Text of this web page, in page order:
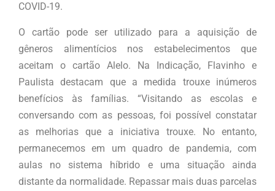
COVID-19.
O cartão pode ser utilizado para a aquisição de
gêneros alimentícios nos estabelecimentos que
aceitam o cartão Alelo. Na Indicação, Flavinho e
Paulista destacam que a medida trouxe inúmeros
benefícios às famílias. “Visitando as escolas e
conversando com as pessoas, foi possível constatar
as melhorias que a iniciativa trouxe. No entanto,
permanecemos em um quadro de pandemia, com
aulas no sistema híbrido e uma situação ainda
distante da normalidade. Repassar mais duas parcelas